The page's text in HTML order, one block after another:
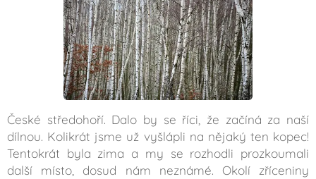
České středohoří. Dalo by se říci, že začíná za naší
dílnou. Kolikrát jsme už vyšlápli na nějaký ten kopec!
Tentokrát byla zima a my se rozhodli prozkoumali
další místo, dosud nám neznámé. Okolí zříceniny